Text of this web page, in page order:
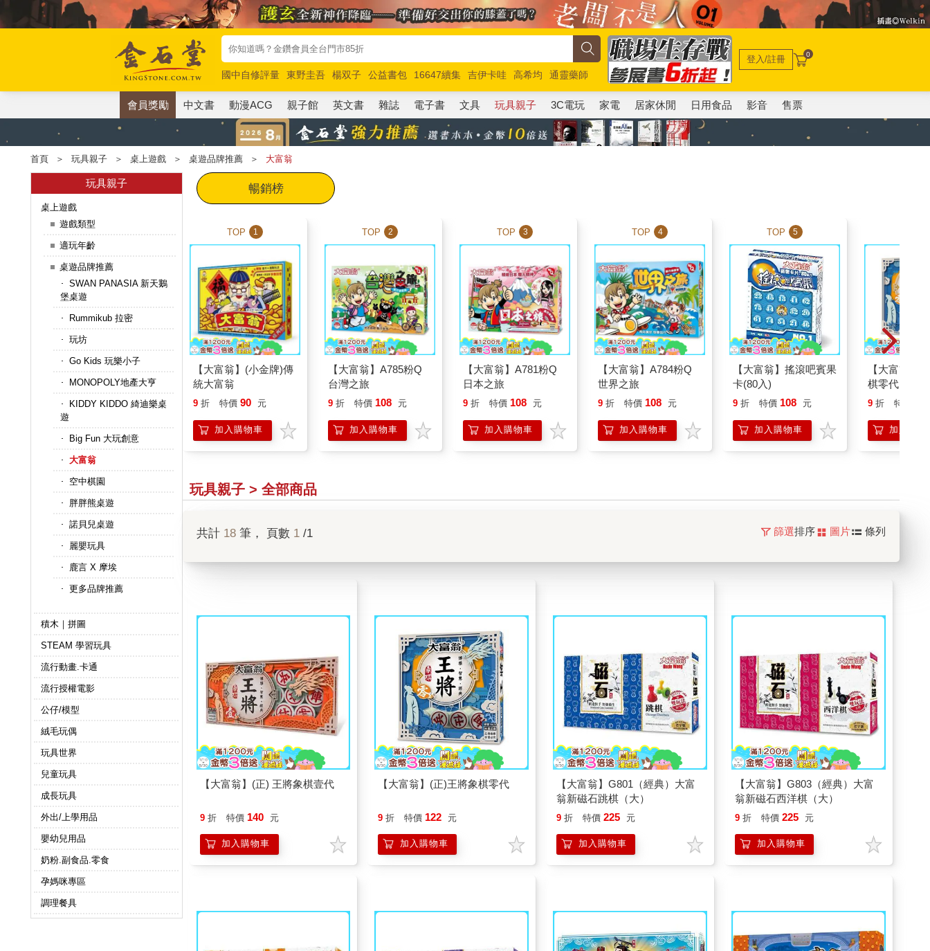
國中自修評量 東野圭吾 楊双子 公益書包 16647續集 吉伊卡哇 高希均
通靈藥師
唯紅花綻放
奧德賽 路邊攤新作 馬斯克 玩具總動員5 超慢跑
登入/註冊 0
會員獎勵 中文書 動漫ACG 親子館 英文書 雜誌 電子書 文具 玩具親子 3C電玩 家電 居家休閒 日用食品 影音 售票
首頁 ＞ 玩具親子 ＞ 桌上遊戲 ＞ 桌遊品牌推薦 ＞ 大富翁
玩具親子
桌上遊戲
遊戲類型
適玩年齡
桌遊品牌推薦
SWAN PANASIA 新天鵝
堡桌遊
Rummikub 拉密
玩坊
Go Kids 玩樂小子
MONOPOLY地產大亨
KIDDY KIDDO 綺迪樂桌
遊
Big Fun 大玩創意
大富翁
空中棋園
胖胖熊桌遊
諾貝兒桌遊
麗嬰玩具
鹿言 X 摩埃
更多品牌推薦
積木｜拼圖
STEAM 學習玩具
流行動畫.卡通
流行授權電影
公仔/模型
絨毛玩偶
玩具世界
兒童玩具
成長玩具
外出/上學用品
嬰幼兒用品
奶粉.副食品.零食
孕媽咪專區
調理餐具
暢銷榜
TOP 1
【大富翁】(小金牌)傳
統大富翁
9 折 特價 90 元
加入購物車
TOP 2
【大富翁】A785粉Q
台灣之旅
9 折 特價 108 元
加入購物車
TOP 3
【大富翁】A781粉Q
日本之旅
9 折 特價 108 元
加入購物車
TOP 4
【大富翁】A784粉Q
世界之旅
9 折 特價 108 元
加入購物車
TOP 5
【大富翁】搖滾吧賓果
卡(80入)
9 折 特價 108 元
加入購物車
【大富翁】(
棋零代
9 折 特價
加入購物
玩具親子 > 全部商品
共計 18 筆， 頁數 1 /1 篩選排序 圖片 條列
【大富翁】(正) 王將象棋壹代
9 折 特價 140 元
加入購物車
【大富翁】(正)王將象棋零代
9 折 特價 122 元
加入購物車
【大富翁】G801（經典）大富
翁新磁石跳棋（大）
9 折 特價 225 元
加入購物車
【大富翁】G803（經典）大富
翁新磁石西洋棋（大）
9 折 特價 225 元
加入購物車